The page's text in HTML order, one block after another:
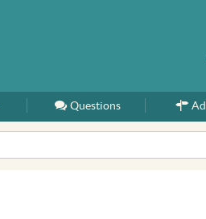
AccueilQuestions